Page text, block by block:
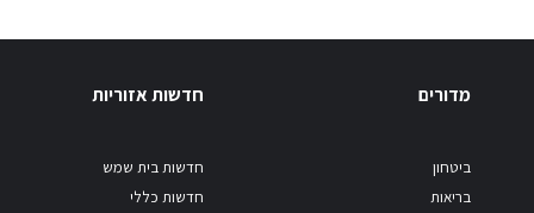
מדורים
ביטחון
בריאות
חדשות אזוריות
חדשות בית שמש
חדשות כללי